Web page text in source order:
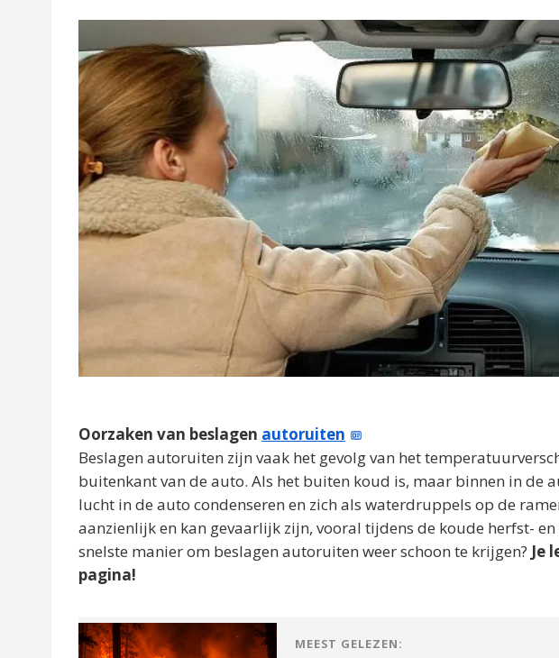
Oorzaken van beslagen autoruiten
Beslagen autoruiten zijn vaak het gevolg van het
buitenkant van de auto. Als het buiten koud is, maar binnen in de
lucht in de auto condenseren en zich als waterdruppels op de
aanzienlijk en kan gevaarlijk zijn, vooral tijdens de koude herfst-
snelste manier om beslagen autoruiten weer schoon te krijgen? Je
pagina!
MEEST GELEZEN: